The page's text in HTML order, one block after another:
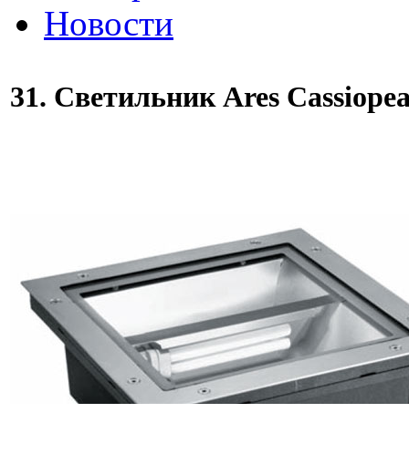
Новости
31. Светильник Ares